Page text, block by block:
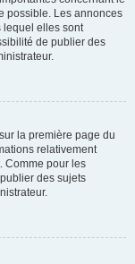
possible. Les annonces
lequel elles sont
de publier des
la première page du
relativement
Comme pour les
des sujets